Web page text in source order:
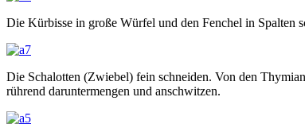
Die Kürbisse in große Würfel und den Fenchel in Spalten
Die Schalotten (Zwiebel) fein schneiden. Von den
rührend daruntermengen und anschwitzen.